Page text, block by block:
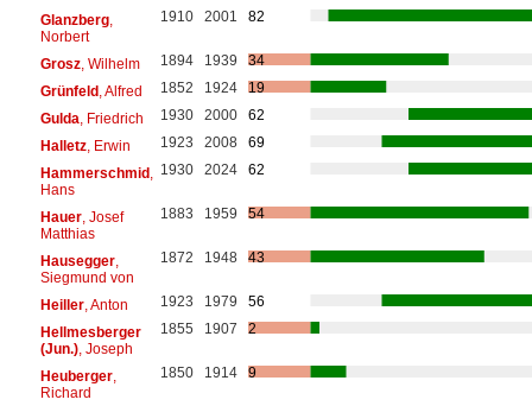
Glanzberg,
Norbert
1910 2001 82
Grosz, Wilhelm 1894 1939
34
Grünfeld, Alfred 1852 1924
19
Gulda , Friedrich 1930 2000
62
Halletz, Erwin 1923 2008
69
Hammerschmid,
Hans
1930 2024 62
Hauer, Josef
Matthias
1883 1959 54
Hausegger,
Siegmund von
1872 1948 43
Heiller, Anton 1923 1979
56
Hellmesberger
(Jun.), Joseph
1855 1907 2
Heuberger,
Richard
1850 1914 9